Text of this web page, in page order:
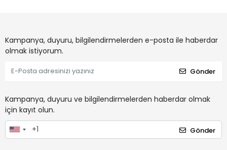
Kampanya, duyuru, bilgilendirmelerden e-posta ile haberdar
olmak istiyorum.
Gönder
Kampanya, duyuru ve bilgilendirmelerden haberdar olmak
için kayıt olun.
Gönder